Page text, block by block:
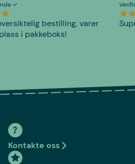
bestilling, varer
i pakkeboks!
Kontakte oss